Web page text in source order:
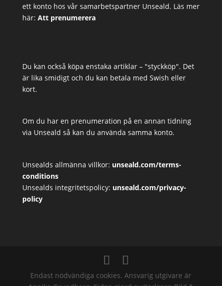
ett konto hos vår samarbetspartner Unseald. Läs mer
här: Att prenumerera
Du kan också köpa enstaka artiklar – "styckköp". Det
är lika smidigt och du kan betala med Swish eller
kort.
Om du har en prenumeration på en annan tidning
via Unseald så kan du använda samma konto.
Unsealds allmänna villkor: unseald.com/terms-
conditions
Unsealds integritetspolicy: unseald.com/privacy-
policy
Endast nödvändiga cookies. Ansvarig utgivare är